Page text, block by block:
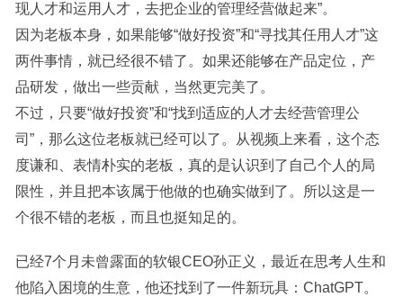
现人才和运用人才，去把企业的管理经营做起来”。
因为老板本身，如果能够“做好投资”和“寻找其任用人才”这
两件事情，就已经很不错了。如果还能够在产品定位，产
品研发，做出一些贡献，当然更完美了。
不过，只要“做好投资”和“找到适应的人才去经营管理公
司”，那么这位老板就已经可以了。从视频上来看，这个态
度谦和、表情朴实的老板，真的是认识到了自己个人的局
限性，并且把本该属于他做的也确实做到了。所以这是一
个很不错的老板，而且也挺知足的。
已经7个月未曾露面的软银CEO孙正义，最近在思考人生和
他陷入困境的生意，他还找到了一件新玩具：ChatGPT。